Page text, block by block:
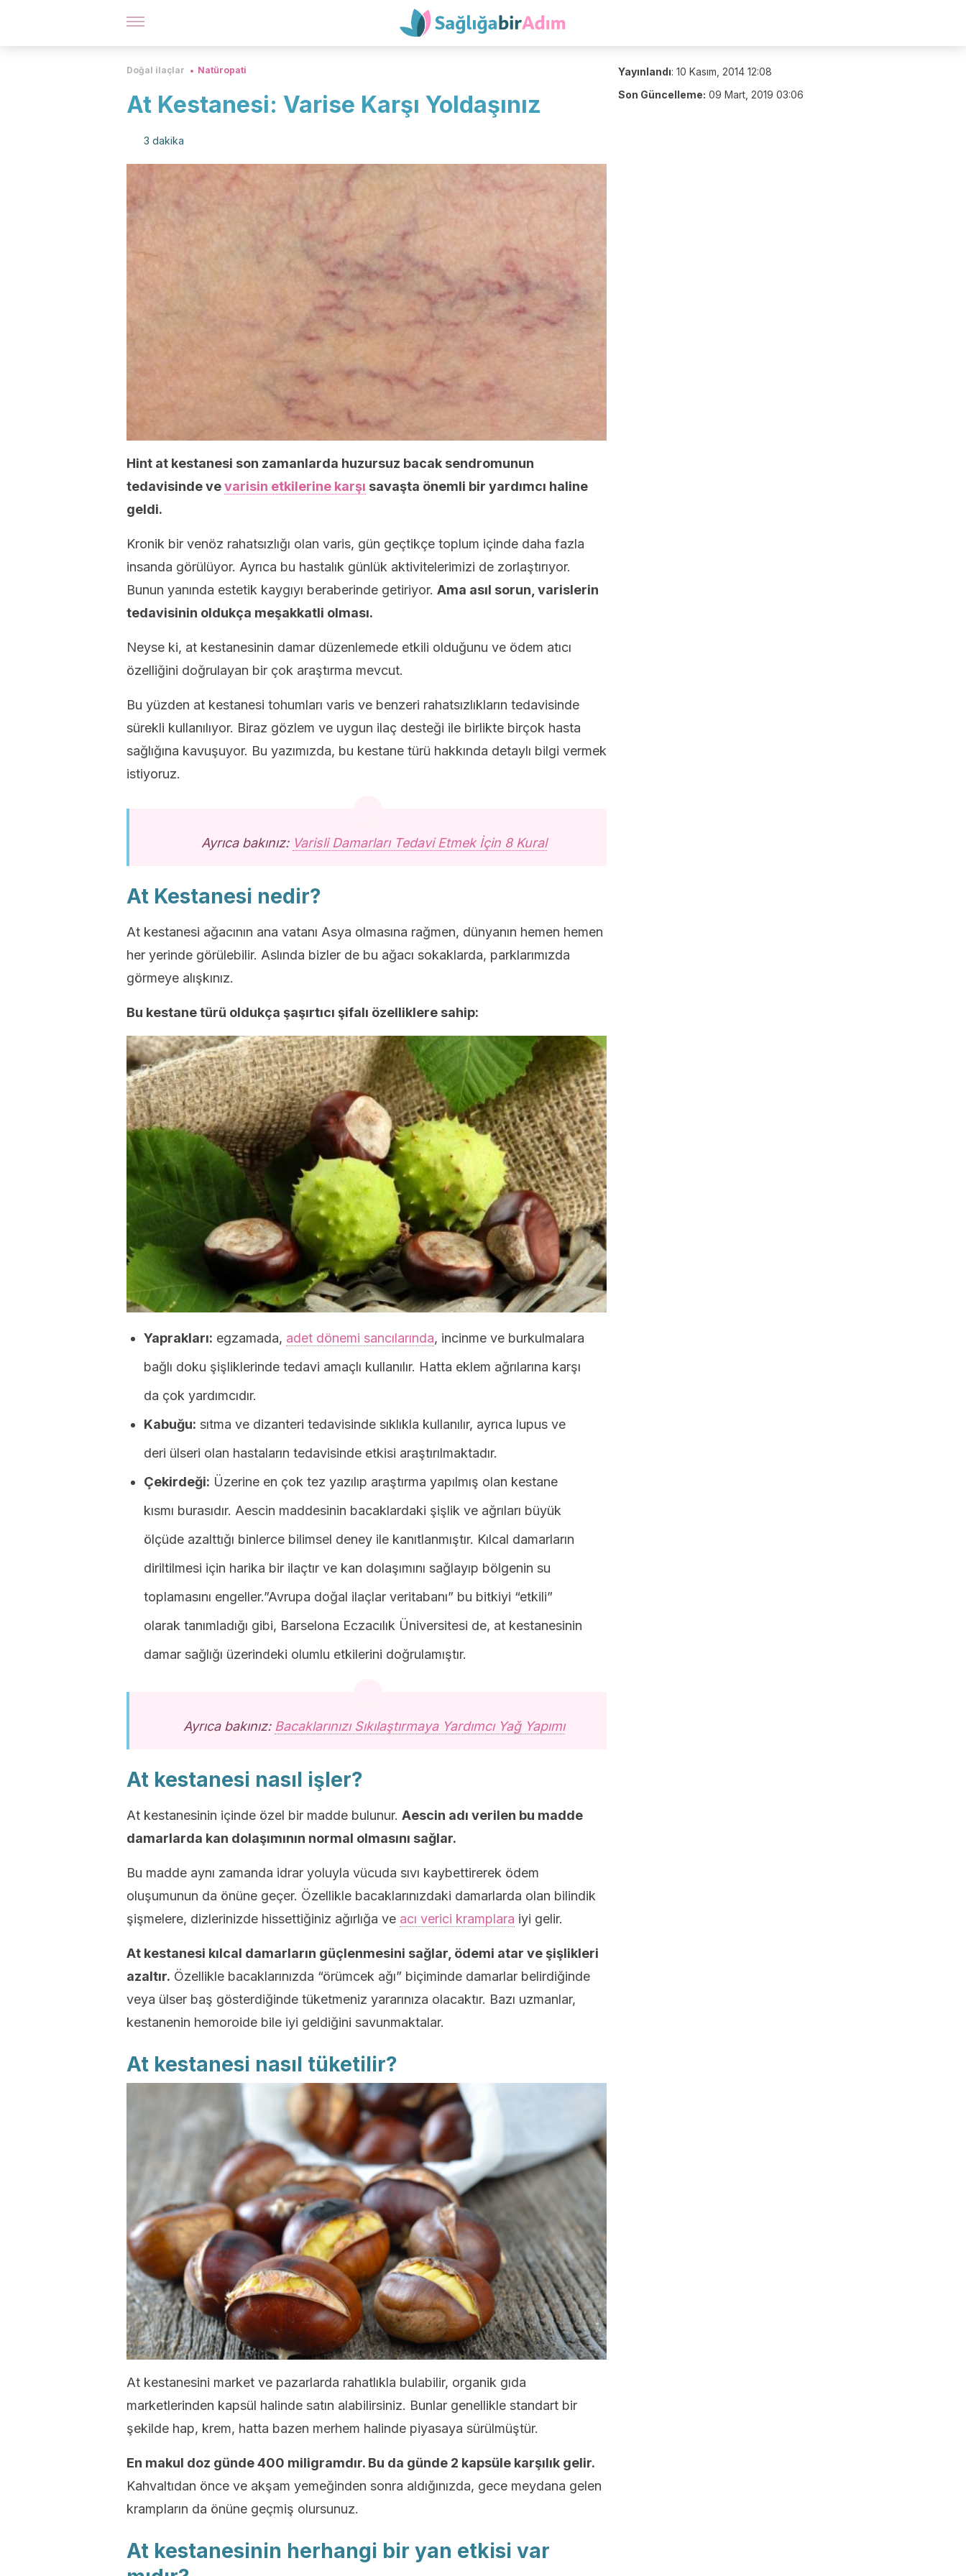
Doğal ilaçlar Natüropati
At Kestanesi: Varise Karşı Yoldaşınız
3 dakika
Hint at kestanesi son zamanlarda huzursuz bacak sendromunun
tedavisinde vevarisin etkilerine karşı savaşta önemli bir yardımcı haline
geldi.
Kronik bir venöz rahatsızlığı olan varis, gün geçtikçe toplum içinde daha fazla
insanda görülüyor. Ayrıca bu hastalık günlük aktivitelerimizi de zorlaştırıyor.
Bunun yanında estetik kaygıyı beraberinde getiriyor. Ama asıl sorun, varislerin
tedavisinin oldukça meşakkatli olması.
Neyse ki, at kestanesinin damar düzenlemede etkili olduğunu ve ödem atıcı
özelliğini doğrulayan bir çok araştırma mevcut.
Bu yüzden at kestanesi tohumları varis ve benzeri rahatsızlıkların tedavisinde
sürekli kullanılıyor. Biraz gözlem ve uygun ilaç desteği ile birlikte birçok hasta
sağlığına kavuşuyor. Bu yazımızda, bu kestane türü hakkında detaylı bilgi vermek
istiyoruz.
Ayrıca bakınız: Varisli Damarları Tedavi Etmek İçin 8 Kural
At Kestanesi nedir?
At kestanesi ağacının ana vatanı Asya olmasına rağmen, dünyanın hemen hemen
her yerinde görülebilir. Aslında bizler de bu ağacı sokaklarda, parklarımızda
görmeye alışkınız.
Bu kestane türü oldukça şaşırtıcı şifalı özelliklere sahip:
Yaprakları: egzamada, adet dönemi sancılarında, incinme ve burkulmalara
bağlı doku şişliklerinde tedavi amaçlı kullanılır. Hatta eklem ağrılarına karşı
da çok yardımcıdır.
Kabuğu: sıtma ve dizanteri tedavisinde sıklıkla kullanılır, ayrıca lupus ve
deri ülseri olan hastaların tedavisinde etkisi araştırılmaktadır.
Çekirdeği: Üzerine en çok tez yazılıp araştırma yapılmış olan kestane
kısmı burasıdır. Aescin maddesinin bacaklardaki şişlik ve ağrıları büyük
ölçüde azalttığı binlerce bilimsel deney ile kanıtlanmıştır. Kılcal damarların
diriltilmesi için harika bir ilaçtır ve kan dolaşımını sağlayıp bölgenin su
toplamasını engeller.”Avrupa doğal ilaçlar veritabanı” bu bitkiyi “etkili”
olarak tanımladığı gibi, Barselona Eczacılık Üniversitesi de, at kestanesinin
damar sağlığı üzerindeki olumlu etkilerini doğrulamıştır.
Ayrıca bakınız: Bacaklarınızı Sıkılaştırmaya Yardımcı Yağ Yapımı
At kestanesi nasıl işler?
At kestanesinin içinde özel bir madde bulunur. Aescin adı verilen bu madde
damarlarda kan dolaşımının normal olmasını sağlar.
Bu madde aynı zamanda idrar yoluyla vücuda sıvı kaybettirerek ödem
oluşumunun da önüne geçer. Özellikle bacaklarınızdaki damarlarda olan bilindik
şişmelere, dizlerinizde hissettiğiniz ağırlığa ve acı verici kramplara iyi gelir.
At kestanesi kılcal damarların güçlenmesini sağlar, ödemi atar ve şişlikleri
azaltır. Özellikle bacaklarınızda “örümcek ağı” biçiminde damarlar belirdiğinde
veya ülser baş gösterdiğinde tüketmeniz yararınıza olacaktır. Bazı uzmanlar,
kestanenin hemoroide bile iyi geldiğini savunmaktalar.
At kestanesi nasıl tüketilir?
At kestanesini market ve pazarlarda rahatlıkla bulabilir, organik gıda
marketlerinden kapsül halinde satın alabilirsiniz. Bunlar genellikle standart bir
şekilde hap, krem, hatta bazen merhem halinde piyasaya sürülmüştür.
En makul doz günde 400 miligramdır. Bu da günde 2 kapsüle karşılık gelir.
Kahvaltıdan önce ve akşam yemeğinden sonra aldığınızda, gece meydana gelen
krampların da önüne geçmiş olursunuz.
At kestanesinin herhangi bir yan etkisi var
Yayınlandı: 10 Kasım, 2014 12:08
Son Güncelleme: 09 Mart, 2019 03:06